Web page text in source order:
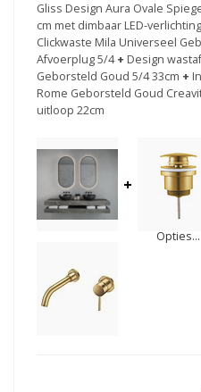
Gliss Design Aura Ovale
cm met dimbaar LED-
Clickwaste Mila Universeel
Afvoerplug 5/4 + Design
Geborsteld Goud 5/4 33cm +
Rome Geborsteld Goud
uitloop 22cm
+
Opties...